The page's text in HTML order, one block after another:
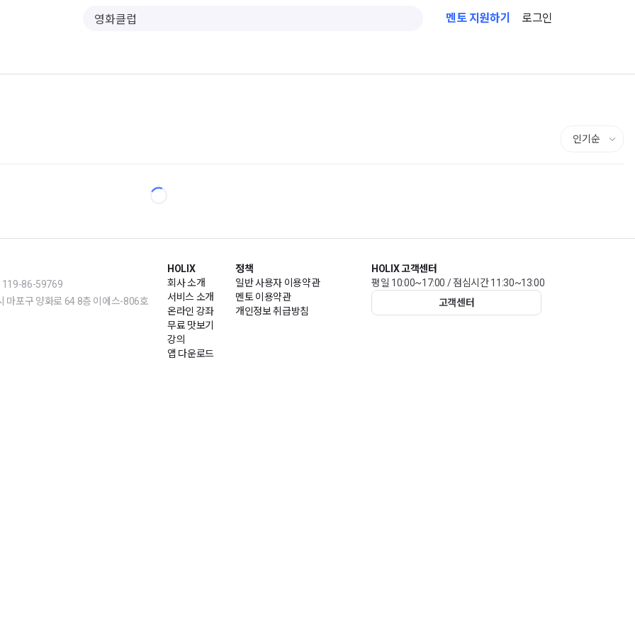
멘토 지원하기 로그인
HOLIX
회사 소개
서비스 소개
온라인 강좌
무료 맛보기
강의
앱 다운로드
정책
일반 사용자 이용약관
멘토 이용약관
개인정보 취급방침
HOLIX 고객센터
평일 10:00~17:00 / 점심시간 11:30~13:00
고객센터
119-86-59769
마포구 양화로 64 8층 이에스-806호